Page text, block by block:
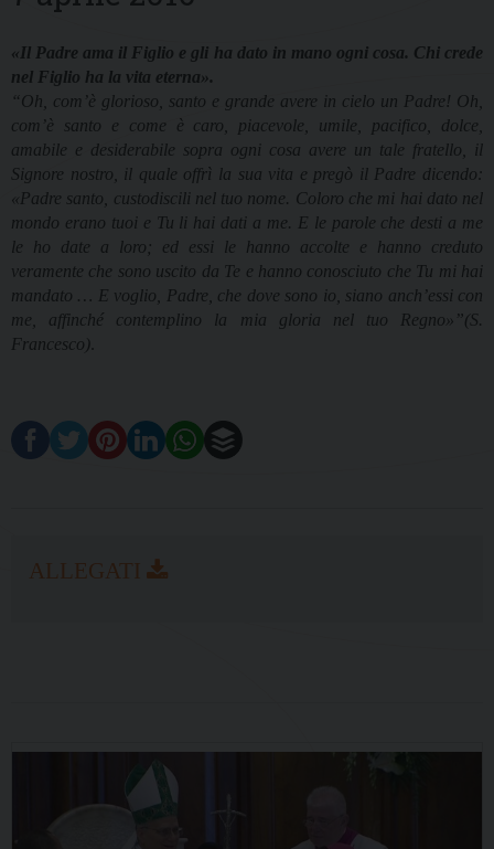
«Il Padre ama il Figlio e gli ha dato in mano ogni cosa. Chi crede
nel Figlio ha la vita eterna».
“Oh, com’è glorioso, santo e grande avere in cielo un Padre! Oh,
com’è santo e come è caro, piacevole, umile, pacifico, dolce,
amabile e desiderabile sopra ogni cosa avere un tale fratello, il
Signore nostro, il quale offrì la sua vita e pregò il Padre dicendo:
«Padre santo, custodiscili nel tuo nome. Coloro che mi hai dato nel
mondo erano tuoi e Tu li hai dati a me. E le parole che desti a me
le ho date a loro; ed essi le hanno accolte e hanno creduto
veramente che sono uscito da Te e hanno conosciuto che Tu mi hai
mandato … E voglio, Padre, che dove sono io, siano anch’essi con
me, affinché contemplino la mia gloria nel tuo Regno»”(S.
Francesco)